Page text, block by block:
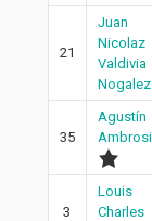
21
Juan
Nicolaz
Valdivia
Nogalez
35
Agustín
3
Louis
Charles